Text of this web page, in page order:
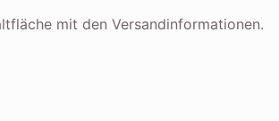
mit den Versandinformationen.